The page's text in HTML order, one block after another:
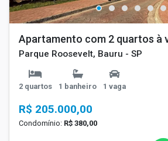
Apartamento com 2 quartos à
Parque Roosevelt, Bauru - SP
2 quartos 1 banheiro 1 vaga
R$ 205.000,00
Condomínio: R$ 380,00